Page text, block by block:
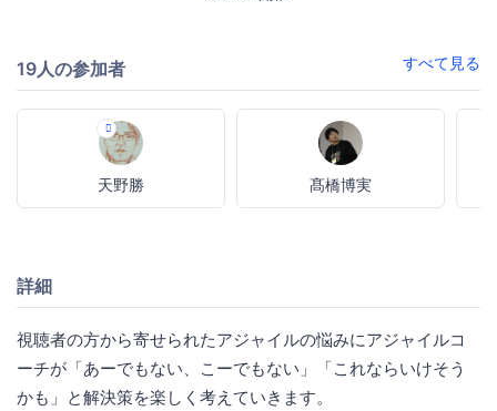
19人の参加者 すべて見る
天野勝 髙橋博実
詳細
視聴者の方から寄せられたアジャイルの悩みにアジャイルコ
ーチが「あーでもない、こーでもない」「これならいけそう
かも」と解決策を楽しく考えていきます。